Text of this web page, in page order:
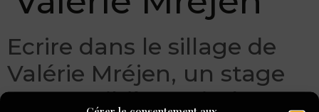
Ecrire dans le sillage de
Valérie Mréjen, un stage
par email (à partir du 23